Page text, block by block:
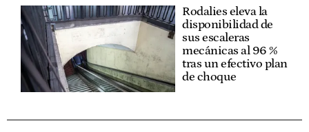
Rodalies eleva la
disponibilidad de
sus escaleras
mecánicas al 96 %
tras un efectivo plan
de choque